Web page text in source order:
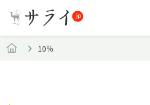
10％